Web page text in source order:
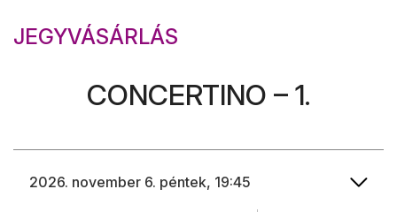
JEGYVÁSÁRLÁS
CONCERTINO – 1.